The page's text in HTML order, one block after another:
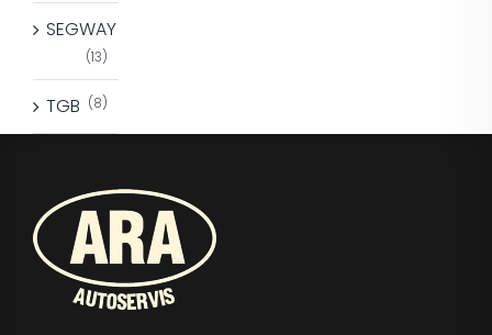
SEGWAY
(13)
TGB (8)